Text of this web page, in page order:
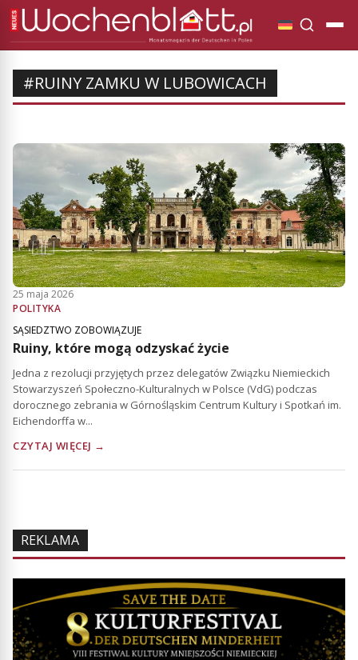
#RUINY ZAMKU W LUBOWICACH
25 maja 2026
POLITYKA
SĄSIEDZTWO ZOBOWIĄZUJE
Ruiny, które mogą odzyskać życie
Jedna z rezolucji przyjętych przez delegatów Związku Niemieckich
Stowarzyszeń Społeczno-Kulturalnych w Polsce (VdG) podczas
dorocznego zebrania w Górnośląskim Centrum Kultury i Spotkań im.
Eichendorffa w...
CZYTAJ WIĘCEJ →
REKLAMA